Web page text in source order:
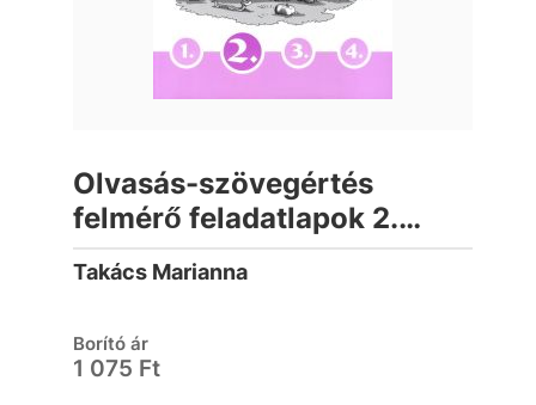
Olvasás-szövegértés
felmérő feladatlapok 2.
osztály
Takács Marianna
Borító ár
1 075 Ft